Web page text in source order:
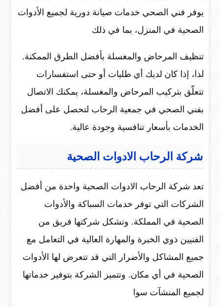
يوفر فني الصحي خدمات صيانة دورية لجميع الأدوات
الصحية في المنزل، بما في ذلك
تنظيف المرحاض والمغسلة بأفضل الطرق الممكنة.
لذا، إذا كان لديك أي طلبات أو حتى استفسارات
تتعلّق بتركيب المرحاض والمغسلة، يمكنك الاتصال
بفني الصحي في جمعية الرحاب لتحصل على أفضل
الخدمات بأسعار تنافسية وجودة عالية.
شركة الرحاب الادوات الصحية
تعد شركة الرحاب الادوات الصحية واحدة من أفضل
الشركات التي توفر خدمات السباكة والأدوات
الصحية في المملكة. وتشكل شركتها فريق من
الفنيين ذوي الخبرة والمهارة العالية في التعامل مع
جميع المشاكل والأضرار التي قد تتعرض لها الأدوات
الصحية في أي مكان. وتتميز الشركة بتوفير خدماتها
لجميع المنشآت سوا